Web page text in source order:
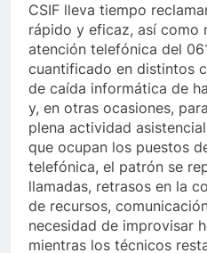
CSIF lleva tiempo
rápido y eficaz, así como
atención telefónica del
cuantificado en distintos
de caída informática de
y, en otras ocasiones,
plena actividad
que ocupan los puestos
telefónica, el patrón se
llamadas, retrasos en la
de recursos,
necesidad de improvisar
mientras los técnicos